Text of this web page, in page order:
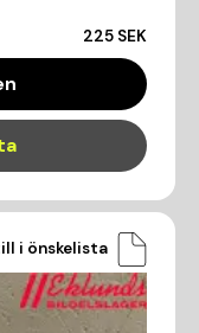
225 SEK
i önskelista